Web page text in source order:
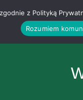
z Polityką
Rozumiem